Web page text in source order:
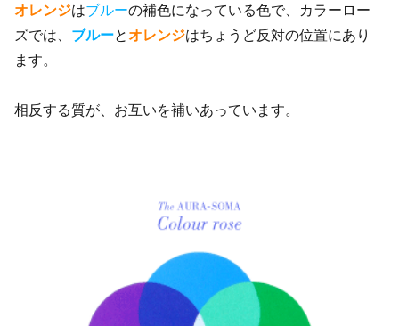
オレンジはブルーの補色になっている色で、カラーロー
ズでは、 ブルーとオレンジはちょうど反対の位置にあり
ます。
相反する質が、お互いを補いあっています。